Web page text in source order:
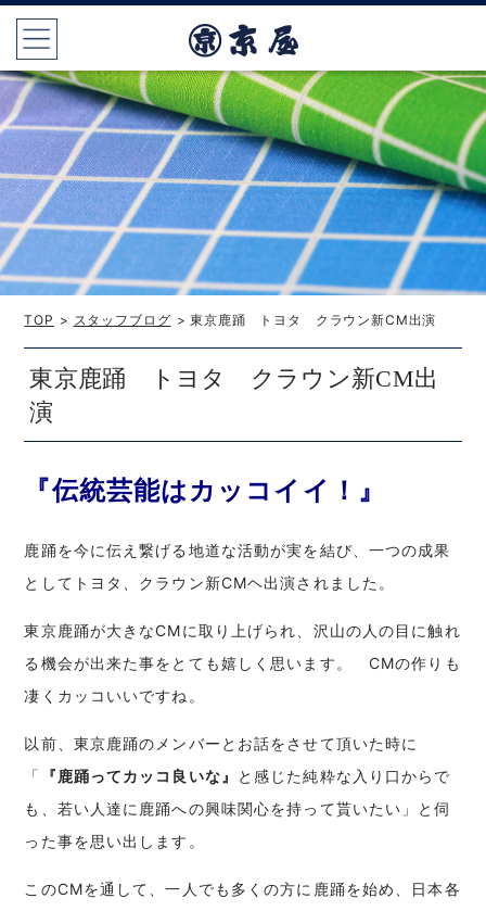
TOP > スタッフブログ > 東京鹿踊 トヨタ クラウン新CM出演
東京鹿踊 トヨタ クラウン新CM出
演
『伝統芸能はカッコイイ！』
鹿踊を今に伝え繋げる地道な活動が実を結び、一つの成果
としてトヨタ、クラウン新CMヘ出演されました。
東京鹿踊が大きなCMに取り上げられ、沢山の人の目に触れ
る機会が出来た事をとても嬉しく思います。 CMの作りも
凄くカッコいいですね。
以前、東京鹿踊のメンバーとお話をさせて頂いた時に
「
『鹿踊ってカッコ良いな』
と感じた純粋な入り口からで
も、若い人達に鹿踊への興味関心を持って貰いたい」と伺
った事を思い出します。
このCMを通して、一人でも多くの方に鹿踊を始め、日本各